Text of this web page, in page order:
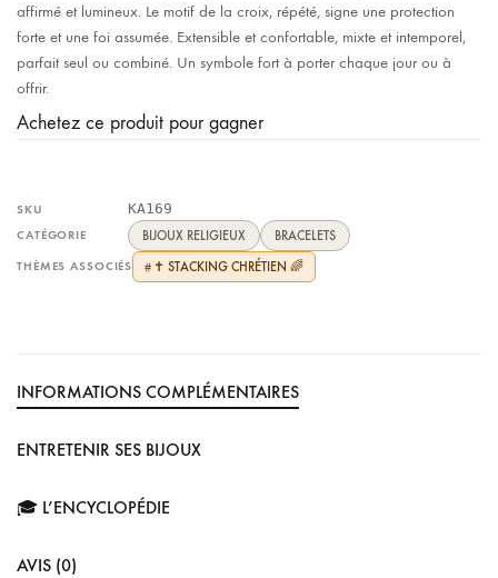
affirmé et lumineux. Le motif de la croix, répété, signe une protection
forte et une foi assumée. Extensible et confortable, mixte et intemporel,
parfait seul ou combiné. Un symbole fort à porter chaque jour ou à
offrir.
Achetez ce produit pour gagner
SKU KA169
CATÉGORIE BIJOUX RELIGIEUX BRACELETS
THÈMES ASSOCIÉS # ✝️ STACKING CHRÉTIEN 🌈
INFORMATIONS COMPLÉMENTAIRES
ENTRETENIR SES BIJOUX
🎓 L’ENCYCLOPÉDIE
AVIS (0)